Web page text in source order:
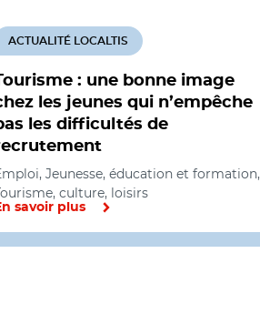
: une bonne image
les jeunes qui n’empêche
les difficultés de
ACTUALITÉ LOCALTIS
Jeunesse, éducation et formation,
culture, loisirs
savoir plus